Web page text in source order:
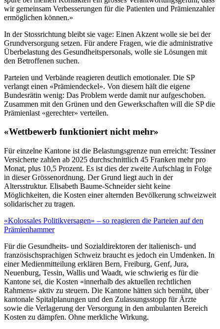
wir gemeinsam Verbesserungen für die Patienten und Prämienzahler
ermöglichen können.»
In der Stossrichtung bleibt sie vage: Einen Akzent wolle sie bei der
Grundversorgung setzen. Für andere Fragen, wie die administrative
Überbelastung des Gesundheitspersonals, wolle sie Lösungen mit
den Betroffenen suchen.
Parteien und Verbände reagieren deutlich emotionaler. Die SP
verlangt einen «Prämiendeckel». Von diesem hält die eigene
Bundesrätin wenig: Das Problem werde damit nur aufgeschoben.
Zusammen mit den Grünen und den Gewerkschaften will die SP die
Prämienlast «gerechter» verteilen.
«Wettbewerb funktioniert nicht mehr»
Für einzelne Kantone ist die Belastungsgrenze nun erreicht: Tessiner
Versicherte zahlen ab 2025 durchschnittlich 45 Franken mehr pro
Monat, plus 10,5 Prozent. Es ist dies der zweite Aufschlag in Folge
in dieser Grössenordnung. Der Grund liegt auch in der
Altersstruktur. Elisabeth Baume-Schneider sieht keine
Möglichkeiten, die Kosten einer alternden Bevölkerung schweizweit
solidarischer zu tragen.
«Kolossales Politikversagen» – so reagieren die Parteien auf den
Prämienhammer
Für die Gesundheits- und Sozialdirektoren der italienisch- und
französischsprachigen Schweiz braucht es jedoch ein Umdenken. In
einer Medienmitteilung erklären Bern, Freiburg, Genf, Jura,
Neuenburg, Tessin, Wallis und Waadt, wie schwierig es für die
Kantone sei, die Kosten «innerhalb des aktuellen rechtlichen
Rahmens» aktiv zu steuern. Die Kantone hätten sich bemüht, über
kantonale Spitalplanungen und den Zulassungsstopp für Ärzte
sowie die Verlagerung der Versorgung in den ambulanten Bereich
Kosten zu dämpfen. Ohne merkliche Wirkung.